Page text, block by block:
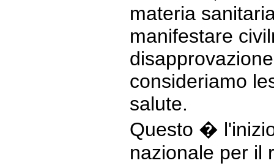
materia
manifestare
consideriamo
salute.
Questo �
nazionale per il